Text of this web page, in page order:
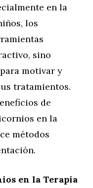
en la
los
sino
motivar y
tratamientos.
de
en la
métodos
en la Terapia